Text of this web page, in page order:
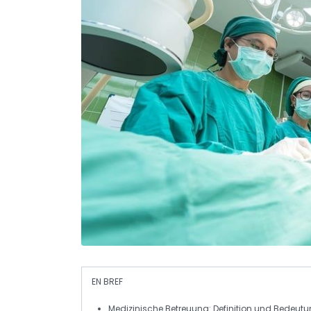
EN BREF
Medizinische Betreuung: Definition und